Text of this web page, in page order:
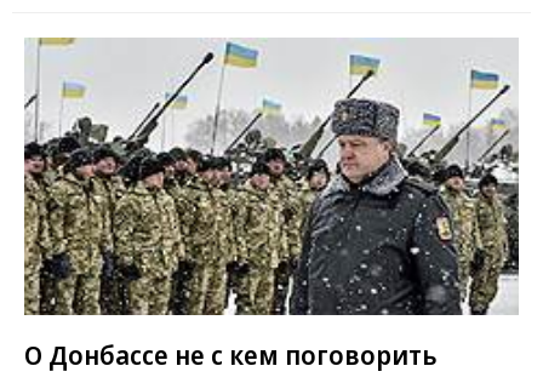
О Донбассе не с кем поговорить